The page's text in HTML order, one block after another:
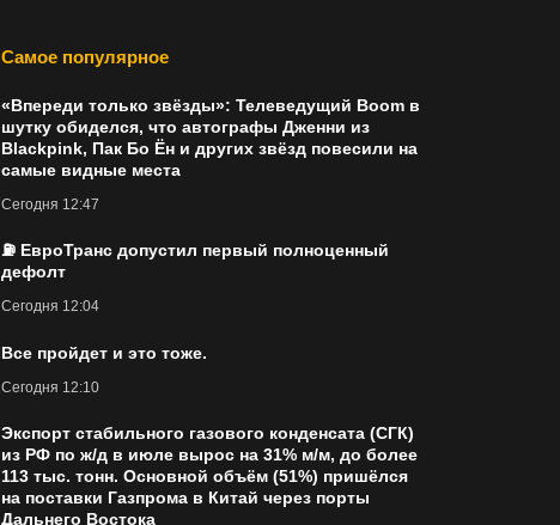
Самое популярное
«Впереди только звёзды»: Телеведущий Boom в
шутку обиделся, что автографы Дженни из
Blackpink, Пак Бо Ён и других звёзд повесили на
самые видные места
Сегодня 12:47
⛽ ЕвроТранс допустил первый полноценный
дефолт
Сегодня 12:04
Все пройдет и это тоже.
Сегодня 12:10
Экспорт стабильного газового конденсата (СГК)
из РФ по ж/д в июле вырос на 31% м/м, до более
113 тыс. тонн. Основной объём (51%) пришёлся
на поставки Газпрома в Китай через порты
Дальнего Востока